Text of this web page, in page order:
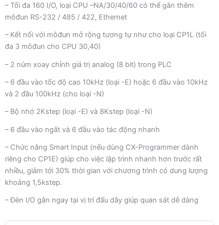
– Tối đa 160 I/O, loại CPU –NA/30/40/60 có thể gắn thêm
môđun RS-232 / 485 / 422, Ethernet
– Kết nối với môđun mở rộng tương tự như cho loại CP1L (tối
đa 3 môđun cho CPU 30,40)
– 2 núm xoay chỉnh giá trị analog (8 bit) trong PLC
– 6 đầu vào tốc độ cao 10kHz (loại -E) hoặc 6 đầu vào 10kHz
và 2 đầu 100kHz (cho loại -N)
– Bộ nhớ 2Kstep (loại -E) và 8Kstep (loại -N)
– 6 đầu vào ngắt và 6 đầu vào tác động nhanh
– Chức năng Smart Input (nếu dùng CX-Programmer dành
riêng cho CP1E) giúp cho việc lập trình nhanh hơn trước rất
nhiều, giảm tới 30% thời gian với chương trình có dung lượng
khoảng 1,5kstep.
– Đèn I/O gắn ngay tại vị trí đấu dây giúp quan sát dễ dàng